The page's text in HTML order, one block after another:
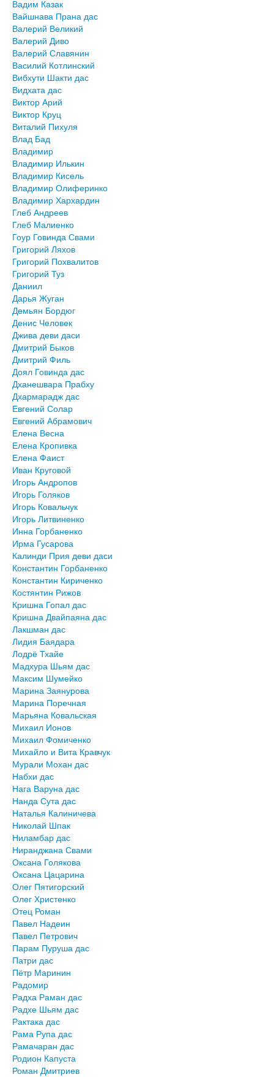
Вадим Казак
Вайшнава Прана дас
Валерий Великий
Валерий Диво
Валерий Славянин
Василий Котлинский
Вибхути Шакти дас
Видхата дас
Виктор Арий
Виктор Круц
Виталий Пихуля
Влад Бад
Владимир
Владимир Илькин
Владимир Кисель
Владимир Олиферинко
Владимир Хархардин
Глеб Андреев
Глеб Малиенко
Гоур Говинда Свами
Григорий Ляхов
Григорий Похвалитов
Григорий Туз
Даниил
Дарья Жуган
Демьян Бордюг
Денис Человек
Джива деви даси
Дмитрий Быков
Дмитрий Филь
Доял Говинда дас
Дханешвара Прабху
Дхармарадж дас
Евгений Солар
Евгений Абрамович
Елена Весна
Елена Кропивка
Елена Фаист
Иван Круговой
Игорь Андропов
Игорь Голяков
Игорь Ковальчук
Игорь Литвиненко
Инна Горбаненко
Ирма Гусарова
Калинди Прия деви даси
Константин Горбаненко
Константин Кириченко
Костянтин Рижов
Кришна Гопал дас
Кришна Двайпаяна дас
Лакшман дас
Лидия Баядара
Лодрё Тхайе
Мадхура Шьям дас
Максим Шумейко
Марина Заянурова
Марина Поречная
Марьяна Ковальская
Михаил Ионов
Михаил Фомиченко
Михайло и Вита Кравчук
Мурали Мохан дас
Набхи дас
Нага Варуна дас
Нанда Сута дас
Наталья Калиничева
Николай Шпак
Ниламбар дас
Ниранджана Свами
Оксана Голякова
Оксана Цацарина
Олег Пятигорский
Олег Христенко
Отец Роман
Павел Надеин
Павел Петрович
Парам Пуруша дас
Патри дас
Пётр Маринин
Радомир
Радха Раман дас
Радхе Шьям дас
Рактака дас
Рама Рупа дас
Рамачаран дас
Родион Капуста
Роман Дмитриев